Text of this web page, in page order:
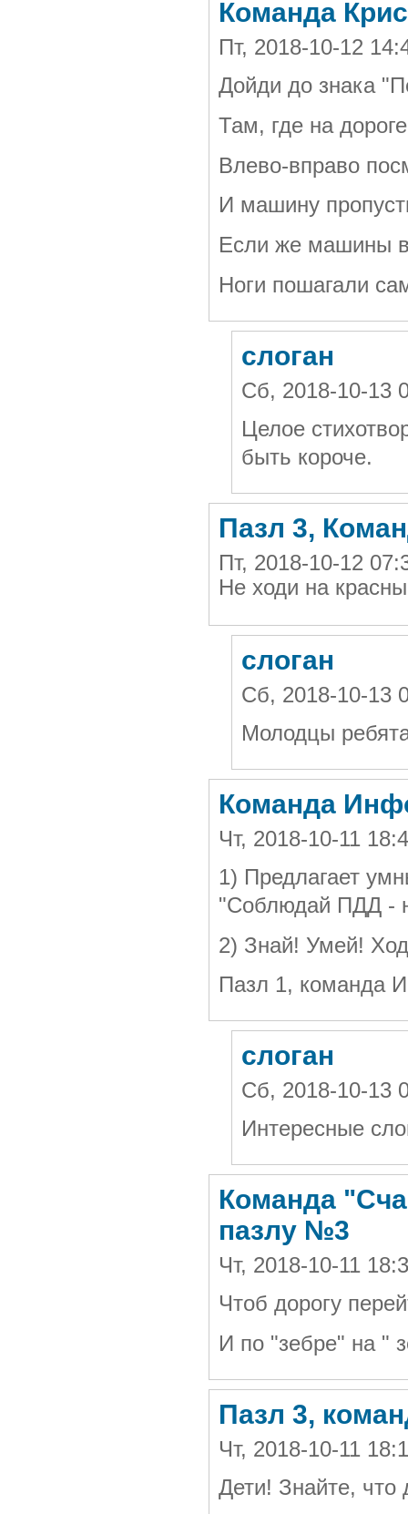
Команда
Пт, 2018-10-12
Дойди до знака
Там, где на
Влево-вправо
И машину
Если же машины
Ноги пошагали
слоган
Сб, 2018-10-13
Целое
быть короче.
Пазл 3,
Пт, 2018-10-12
Не ходи на
слоган
Сб, 2018-10-13
Молодцы
Команда
Чт, 2018-10-11
1) Предлагает
"Соблюдай ПДД -
2) Знай! Умей!
Пазл 1, команда
слоган
Сб, 2018-10-13
Интересные
Команда
пазлу №3
Чт, 2018-10-11
Чтоб дорогу
И по "зебре" на "
Пазл 3,
Чт, 2018-10-11
Дети! Знайте, что